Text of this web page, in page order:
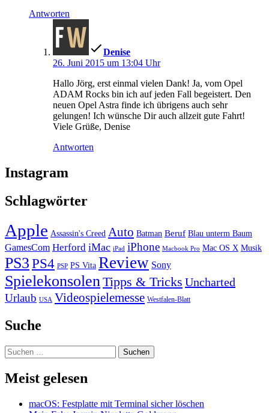
Antworten
Denise
26. Juni 2015 um 13:04 Uhr
Hallo Jörg, erst einmal vielen Dank! Ja, vom Opel
ADAM Rocks bin ich auf jeden Fall begeistert. Den
neuen Opel Astra finde ich übrigens auch sehr
gelungen! Ich wünsche Dir auch allzeit gute Fahrt!
Viele Grüße, Denise
Antworten
Instagram
Schlagwörter
Apple Assassin's Creed Auto Batman Beruf Blau unterm Baum
GamesCom Herford iMac iPad iPhone Macbook Pro Mac OS X Musik
PS3PS4 PSP PS Vita Review Sony
SpielekonsolenTipps & Tricks Uncharted
Urlaub USA Videospielemesse Westfalen-Blatt
Suche
Suchen
nach:
Meist gelesen
macOS: Festplatte mit Terminal sicher löschen